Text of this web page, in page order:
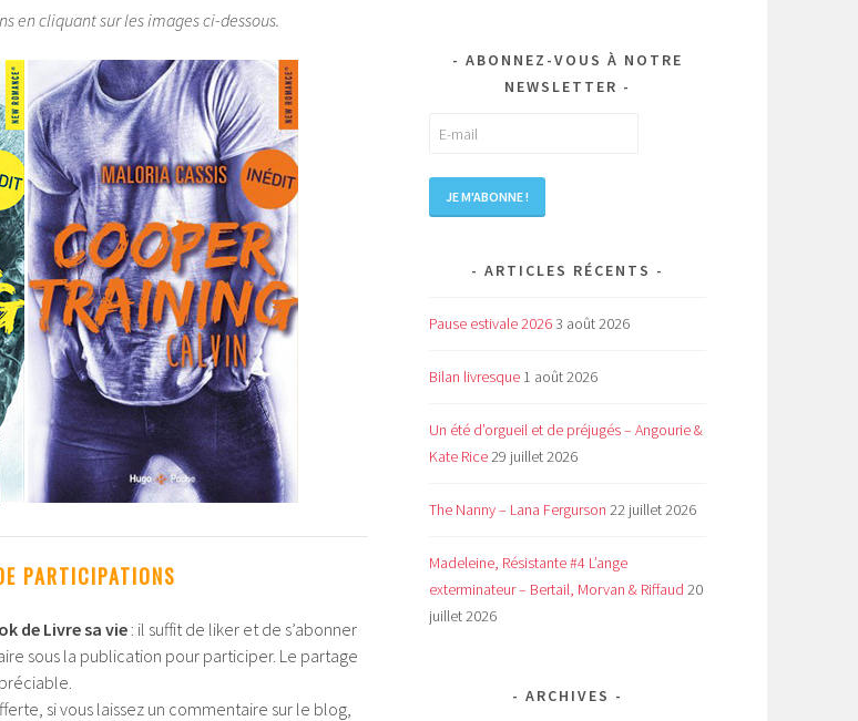
en cliquant sur les images ci-dessous.
PARTICIPATIONS
de Livre sa vie : il suffit de liker et de s’abonner
sous la publication pour participer. Le partage
si vous laissez un commentaire sur le blog,
ABONNEZ-VOUS À NOTRE
NEWSLETTER
ARTICLES RÉCENTS
Pause estivale 20263 août 2026
Bilan livresque 1 août 2026
Un été d’orgueil et de préjugés – Angourie &
Kate Rice29 juillet 2026
The Nanny – Lana Fergurson 22 juillet 2026
Madeleine, Résistante #4 L’ange
exterminateur – Bertail, Morvan & Riffaud 20
juillet 2026
ARCHIVES